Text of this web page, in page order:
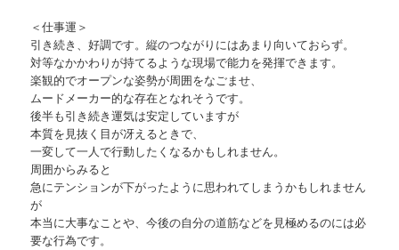
＜仕事運＞
引き続き、好調です。縦のつながりにはあまり向いておらず。
対等なかかわりが持てるような現場で能力を発揮できます。
楽観的でオープンな姿勢が周囲をなごませ、
ムードメーカー的な存在となれそうです。
後半も引き続き運気は安定していますが
本質を見抜く目が冴えるときで、
一変して一人で行動したくなるかもしれません。
周囲からみると
急にテンションが下がったように思われてしまうかもしれません
が
本当に大事なことや、今後の自分の道筋などを見極めるのには必
要な行為です。